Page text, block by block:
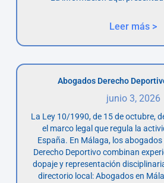
Leer más >
Abogados Derecho
junio 3, 2026
La Ley 10/1990, de 15 de octubre,
el marco legal que regula la
España. En Málaga, los
Derecho Deportivo combinan
dopaje y representación
directorio local: Abogados en